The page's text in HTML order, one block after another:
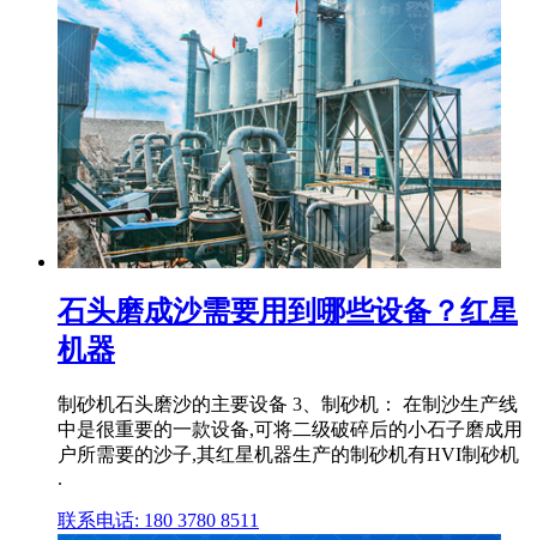
石头磨成沙需要用到哪些设备？红星
机器
制砂机石头磨沙的主要设备 3、制砂机： 在制沙生产线
中是很重要的一款设备,可将二级破碎后的小石子磨成用
户所需要的沙子,其红星机器生产的制砂机有HVI制砂机
.
联系电话: 180 3780 8511